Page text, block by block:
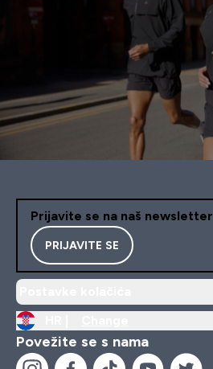
Prijavite se na naš newsletter
PRIJAVITE SE
Povežite se s nama